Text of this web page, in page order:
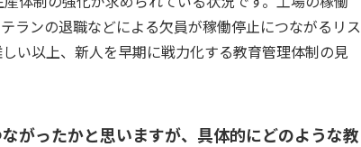
ランの退職などによる欠員が稼働停止につながるリス
い以上、新人を早期に戦力化する教育管理体制の見
がったかと思いますが、具体的にどのような教